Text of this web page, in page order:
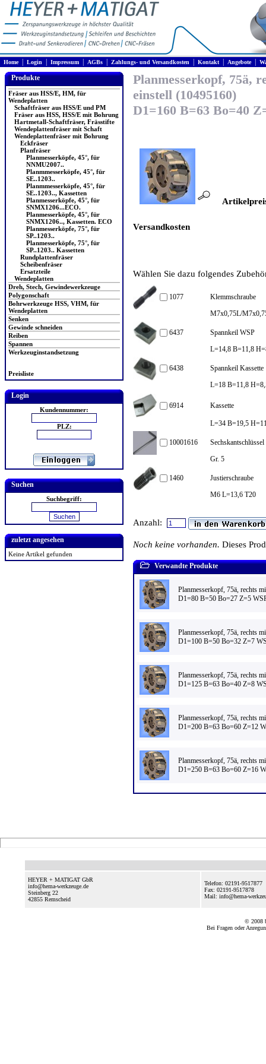
Home| Login Impressum AGBs Zahlungs- und Versandkosten Kontakt| Angebote|
Produkte
Fräser aus HSS/E, HM, für
Wendeplatten
Schaftfräser aus HSS/E und PM
Fräser aus HSS, HSS/E mit Bohrung
Hartmetall-Schaftfräser, Frässtifte
Wendeplattenfräser mit Schaft
Wendeplattenfräser mit Bohrung
Eckfräser
Planfräser
Planmesserköpfe, 45°, für
NNMU2007..
Planmmesserköpfe, 45°, für
SE..1203..
Planmmesserköpfe, 45°, für
SE..1203.., Kassetten
Planmesserköpfe, 45°, für
SNMX1206...ECO.
Planmesserköpfe, 45°, für
SNMX1206.., Kassetten. ECO
Planmesserköpfe, 75°, für
SP..1203..
Planmesserköpfe, 75°, für
SP..1203.. Kassetten
Rundplattenfräser
Scheibenfräser
Ersatzteile
Wendeplatten
Dreh, Stech, Gewindewerkzeuge
Polygonschaft
Bohrwerkzeuge HSS, VHM, für
Wendeplatten
Senken
Gewinde schneiden
Reiben
Spannen
Werkzeuginstandsetzung
Preisliste
Login
Kundennummer:
PLZ:
Suchen
Suchbegriff:
zuletzt angesehen
Keine Artikel gefunden
Planmesserkopf, 75ä,
einstell (10495160)
D1=160 B=63 Bo=40
Versandkosten
Wählen Sie dazu folgendes
1077
Klemmschraube
M7x0,75L/
6437
Spannkeil WSP
L=14,8 B=11,8
6438
Spannkeil Kassette
L=18 B=11,8
6914 Kassette
L=34 B=19,5
10001616
Sechskantschlüssel
Gr. 5
1460
Justierschraube
M6 L=13,6 T20
Anzahl:
Noch keine vorhanden. Dieses
Verwandte Produkte
Planmesserkopf, 75ä, rechts
D1=80 B=50 Bo=27 Z=5
Planmesserkopf, 75ä, rechts
D1=100 B=50 Bo=32 Z=7
Planmesserkopf, 75ä, rechts
D1=125 B=63 Bo=40 Z=8
Planmesserkopf, 75ä, rechts
D1=200 B=63 Bo=60 Z=12
Planmesserkopf, 75ä, rechts
D1=250 B=63 Bo=60 Z=16
HEYER + MATIGAT GbR
info@hema-werkzeuge.de
Steinberg 22
42855 Remscheid
Telefon: 02191-9517877
Fax: 02191-9517878
Mail: info@hema-
© 2008
Bei Fragen oder